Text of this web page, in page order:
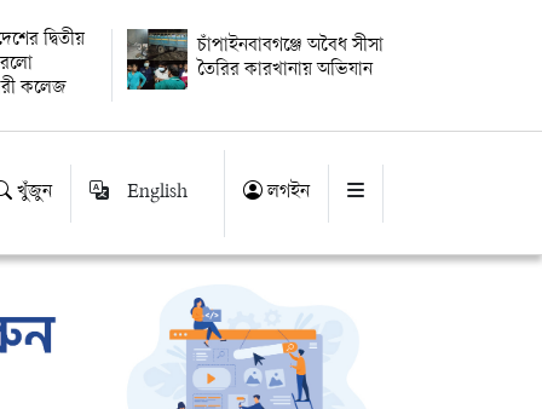
দ্বিতীয়
কলেজ
চাঁপাইনবাবগঞ্জে অবৈধ সীসা
তৈরির কারখানায় অভিযান
খুঁজুন English লগইন